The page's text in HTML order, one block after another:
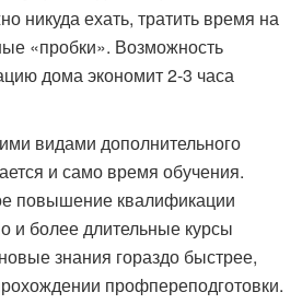
никуда ехать, тратить время на
«пробки». Возможность
дома экономит 2-3 часа
видами дополнительного
и само время обучения.
повышение квалификации
и более длительные курсы
знания гораздо быстрее,
профпереподготовки.